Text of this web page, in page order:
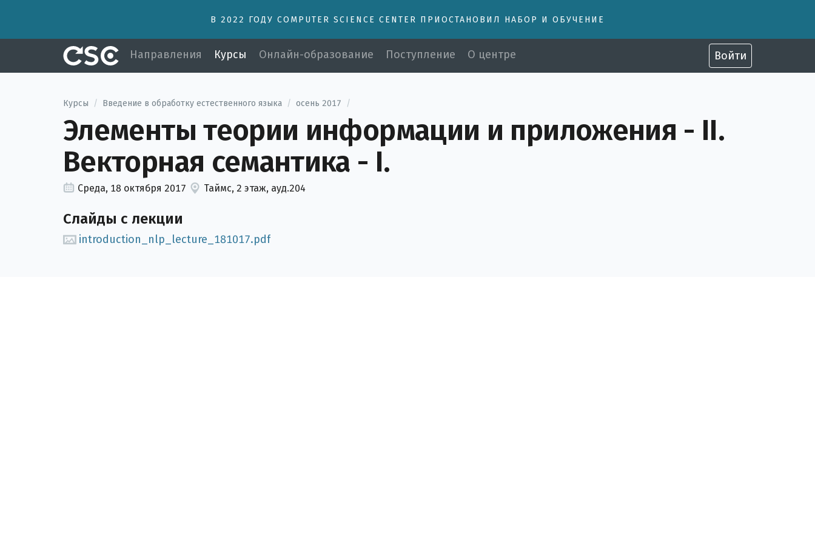
В 2022 ГОДУ COMPUTER SCIENCE CENTER ПРИОСТАНОВИЛ НАБОР И ОБУЧЕНИЕ
Направления Курсы Онлайн-образование Поступление О центре Войти
Курсы / Введение в обработку естественного языка / осень 2017 /
Элементы теории информации и приложения - II.
Векторная семантика - I.
Среда, 18 октября 2017 Таймс, 2 этаж, ауд.204
Слайды с лекции
introduction_nlp_lecture_181017.pdf